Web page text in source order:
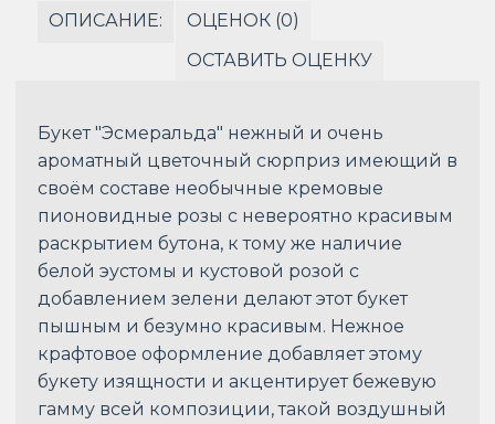
ОПИСАНИЕ:
ОЦЕНОК (0)
ОСТАВИТЬ ОЦЕНКУ
Букет "Эсмеральда" нежный и очень
ароматный цветочный сюрприз имеющий в
своём составе необычные кремовые
пионовидные розы с невероятно красивым
раскрытием бутона, к тому же наличие
белой эустомы и кустовой розой с
добавлением зелени делают этот букет
пышным и безумно красивым. Нежное
крафтовое оформление добавляет этому
букету изящности и акцентирует бежевую
гамму всей композиции, такой воздушный